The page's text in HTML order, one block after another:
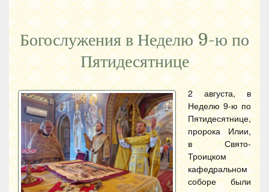
Богослужения в Неделю 9-ю по
Пятидесятнице
2 августа, в
Неделю 9-ю по
Пятидесятнице,
пророка Илии,
в Свято-
Троицком
кафедральном
соборе были